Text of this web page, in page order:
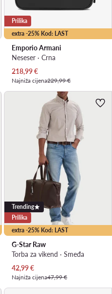
extra -25% Kod: LAST
Prilika
Emporio Armani
Neseser · Crna
Trenutna cijena
218,99€
Najniža cijena229,99 €
extra -25% Kod: LAST
Trending
Prilika
G-Star Raw
Torba za vikend · Smeđa
Trenutna cijena
42,99€
Najniža cijena47,99 €